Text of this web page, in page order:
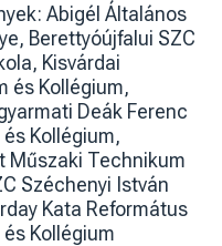
Abigél Általános
Berettyóújfalui SZC
Kisvárdai
és Kollégium,
Deák Ferenc
Kollégium,
Műszaki Technikum
Széchenyi István
Kata Református
Kollégium